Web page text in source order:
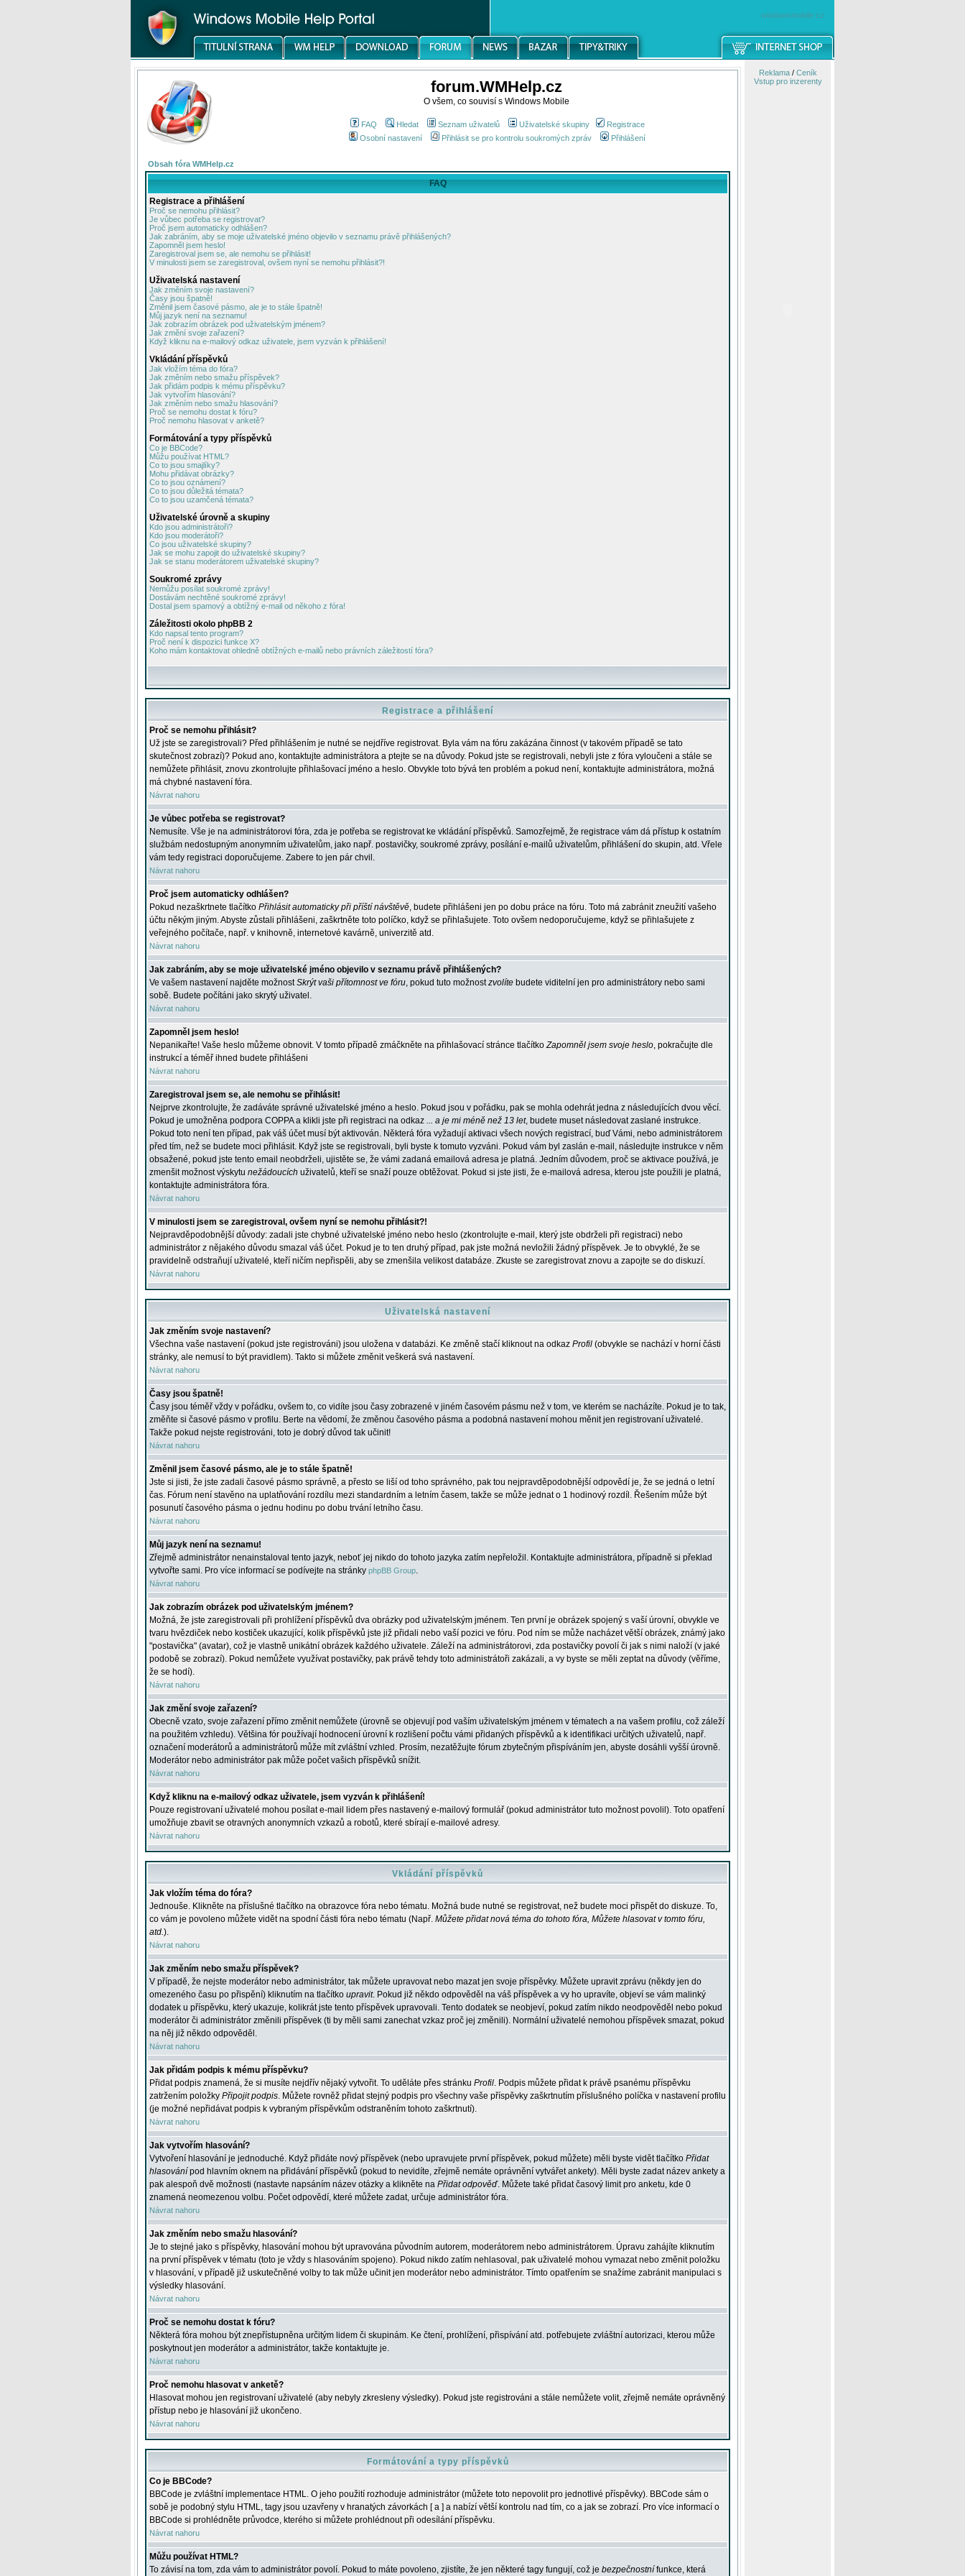
windowsmobile.cz
forum.WMHelp.cz
O všem, co souvisí s Windows Mobile
FAQ Hledat Seznam uživatelů Uživatelské skupiny
Registrace
Osobní nastavení
Přihlásit se pro kontrolu soukromých zpráv Přihlášení
Obsah fóra WMHelp.cz
FAQ
Registrace a přihlášení
Proč se nemohu přihlásit?
Je vůbec potřeba se registrovat?
Proč jsem automaticky odhlášen?
Jak zabráním, aby se moje uživatelské jméno objevilo v seznamu právě přihlášených?
Zapomněl jsem heslo!
Zaregistroval jsem se, ale nemohu se přihlásit!
V minulosti jsem se zaregistroval, ovšem nyní se nemohu přihlásit?!
Uživatelská nastavení
Jak změním svoje nastavení?
Časy jsou špatně!
Změnil jsem časové pásmo, ale je to stále špatně!
Můj jazyk není na seznamu!
Jak zobrazím obrázek pod uživatelským jménem?
Jak změní svoje zařazení?
Když kliknu na e-mailový odkaz uživatele, jsem vyzván k přihlášení!
Vkládání příspěvků
Jak vložím téma do fóra?
Jak změním nebo smažu příspěvek?
Jak přidám podpis k mému příspěvku?
Jak vytvořím hlasování?
Jak změním nebo smažu hlasování?
Proč se nemohu dostat k fóru?
Proč nemohu hlasovat v anketě?
Formátování a typy příspěvků
Co je BBCode?
Můžu používat HTML?
Co to jsou smajlíky?
Mohu přidávat obrázky?
Co to jsou oznámení?
Co to jsou důležitá témata?
Co to jsou uzamčená témata?
Uživatelské úrovně a skupiny
Kdo jsou administrátoři?
Kdo jsou moderátoři?
Co jsou uživatelské skupiny?
Jak se mohu zapojit do uživatelské skupiny?
Jak se stanu moderátorem uživatelské skupiny?
Soukromé zprávy
Nemůžu posílat soukromé zprávy!
Dostávám nechtěné soukromé zprávy!
Dostal jsem spamový a obtížný e-mail od někoho z fóra!
Záležitosti okolo phpBB 2
Kdo napsal tento program?
Proč není k dispozici funkce X?
Koho mám kontaktovat ohledně obtížných e-mailů nebo právních záležitostí fóra?
Registrace a přihlášení
Proč se nemohu přihlásit?
Už jste se zaregistrovali? Před přihlášením je nutné se nejdříve registrovat. Byla vám na fóru zakázána činnost (v takovém případě se tato
skutečnost zobrazí)? Pokud ano, kontaktujte administrátora a ptejte se na důvody. Pokud jste se registrovali, nebyli jste z fóra vyloučeni a stále se
nemůžete přihlásit, znovu zkontrolujte přihlašovací jméno a heslo. Obvykle toto bývá ten problém a pokud není, kontaktujte administrátora, možná
má chybné nastavení fóra.
Návrat nahoru
Je vůbec potřeba se registrovat?
Nemusíte. Vše je na administrátorovi fóra, zda je potřeba se registrovat ke vkládání příspěvků. Samozřejmě, že registrace vám dá přístup k ostatním
službám nedostupným anonymním uživatelům, jako např. postavičky, soukromé zprávy, posílání e-mailů uživatelům, přihlášení do skupin, atd. Vřele
vám tedy registraci doporučujeme. Zabere to jen pár chvil.
Návrat nahoru
Proč jsem automaticky odhlášen?
Pokud nezaškrtnete tlačítko Přihlásit automaticky při příští návštěvě, budete přihlášeni jen po dobu práce na fóru. Toto má zabránit zneužití vašeho
účtu někým jiným. Abyste zůstali přihlášeni, zaškrtněte toto políčko, když se přihlašujete. Toto ovšem nedoporučujeme, když se přihlašujete z
veřejného počítače, např. v knihovně, internetové kavárně, univerzitě atd.
Návrat nahoru
Jak zabráním, aby se moje uživatelské jméno objevilo v seznamu právě přihlášených?
Ve vašem nastavení najděte možnostSkrýt vaši přítomnost ve fóru, pokud tuto možnostzvolíte budete viditelní jen pro administrátory nebo sami
sobě. Budete počítáni jako skrytý uživatel.
Návrat nahoru
Zapomněl jsem heslo!
Nepanikařte! Vaše heslo můžeme obnovit. V tomto případě zmáčkněte na přihlašovací stránce tlačítkoZapomněl jsem svoje heslo, pokračujte dle
instrukcí a téměř ihned budete přihlášeni
Návrat nahoru
Zaregistroval jsem se, ale nemohu se přihlásit!
Nejprve zkontrolujte, že zadáváte správné uživatelské jméno a heslo. Pokud jsou v pořádku, pak se mohla odehrát jedna z následujících dvou věcí.
Pokud je umožněna podpora COPPA a klikli jste při registraci na odkaz ... a je mi méně než 13 let, budete muset následovat zaslané instrukce.
Pokud toto není ten případ, pak váš účet musí být aktivován. Některá fóra vyžadují aktivaci všech nových registrací, buď Vámi, nebo administrátorem
před tím, než se budete moci přihlásit. Když jste se registrovali, byli byste k tomuto vyzváni. Pokud vám byl zaslán e-mail, následujte instrukce v něm
obsažené, pokud jste tento email neobdrželi, ujistěte se, že vámi zadaná emailová adresa je platná. Jedním důvodem, proč se aktivace používá, je
zmenšit možnost výskytu nežádoucích uživatelů, kteří se snaží pouze obtěžovat. Pokud si jste jisti, že e-mailová adresa, kterou jste použili je platná,
kontaktujte administrátora fóra.
Návrat nahoru
V minulosti jsem se zaregistroval, ovšem nyní se nemohu přihlásit?!
Nejpravděpodobnější důvody: zadali jste chybné uživatelské jméno nebo heslo (zkontrolujte e-mail, který jste obdrželi při registraci) nebo
administrátor z nějakého důvodu smazal váš účet. Pokud je to ten druhý případ, pak jste možná nevložili žádný příspěvek. Je to obvyklé, že se
pravidelně odstraňují uživatelé, kteří ničím nepřispěli, aby se zmenšila velikost databáze. Zkuste se zaregistrovat znovu a zapojte se do diskuzí.
Návrat nahoru
Uživatelská nastavení
Jak změním svoje nastavení?
Všechna vaše nastavení (pokud jste registrováni) jsou uložena v databázi. Ke změně stačí kliknout na odkaz Profil (obvykle se nachází v horní části
stránky, ale nemusí to být pravidlem). Takto si můžete změnit veškerá svá nastavení.
Návrat nahoru
Časy jsou špatně!
Časy jsou téměř vždy v pořádku, ovšem to, co vidíte jsou časy zobrazené v jiném časovém pásmu než v tom, ve kterém se nacházíte. Pokud je to tak,
změňte si časové pásmo v profilu. Berte na vědomí, že změnou časového pásma a podobná nastavení mohou měnit jen registrovaní uživatelé.
Takže pokud nejste registrováni, toto je dobrý důvod tak učinit!
Návrat nahoru
Změnil jsem časové pásmo, ale je to stále špatně!
Jste si jisti, že jste zadali časové pásmo správně, a přesto se liší od toho správného, pak tou nejpravděpodobnější odpovědí je, že se jedná o letní
čas. Fórum není stavěno na uplatňování rozdílu mezi standardním a letním časem, takže se může jednat o 1 hodinový rozdíl. Řešením může být
posunutí časového pásma o jednu hodinu po dobu trvání letního času.
Návrat nahoru
Můj jazyk není na seznamu!
Zřejmě administrátor nenainstaloval tento jazyk, neboť jej nikdo do tohoto jazyka zatím nepřeložil. Kontaktujte administrátora, případně si překlad
vytvořte sami. Pro více informací se podívejte na stránky phpBB Group.
Návrat nahoru
Jak zobrazím obrázek pod uživatelským jménem?
Možná, že jste zaregistrovali při prohlížení příspěvků dva obrázky pod uživatelským jménem. Ten první je obrázek spojený s vaší úrovní, obvykle ve
tvaru hvězdiček nebo kostiček ukazující, kolik příspěvků jste již přidali nebo vaší pozici ve fóru. Pod ním se může nacházet větší obrázek, známý jako
"postavička" (avatar), což je vlastně unikátní obrázek každého uživatele. Záleží na administrátorovi, zda postavičky povolí či jak s nimi naloží (v jaké
podobě se zobrazí). Pokud nemůžete využívat postavičky, pak právě tehdy toto administrátoři zakázali, a vy byste se měli zeptat na důvody (věříme,
že se hodí).
Návrat nahoru
Jak změní svoje zařazení?
Obecně vzato, svoje zařazení přímo změnit nemůžete (úrovně se objevují pod vaším uživatelským jménem v tématech a na vašem profilu, což záleží
na použitém vzhledu). Většina fór používají hodnocení úrovní k rozlišení počtu vámi přidaných příspěvků a k identifikaci určitých uživatelů, např.
označení moderátorů a administrátorů může mít zvláštní vzhled. Prosím, nezatěžujte fórum zbytečným přispíváním jen, abyste dosáhli vyšší úrovně.
Moderátor nebo administrátor pak může počet vašich příspěvků snížit.
Návrat nahoru
Když kliknu na e-mailový odkaz uživatele, jsem vyzván k přihlášení!
Pouze registrovaní uživatelé mohou posílat e-mail lidem přes nastavený e-mailový formulář (pokud administrátor tuto možnost povolil). Toto opatření
umožňuje zbavit se otravných anonymních vzkazů a robotů, které sbírají e-mailové adresy.
Návrat nahoru
Vkládání příspěvků
Jak vložím téma do fóra?
Jednouše. Klikněte na příslušné tlačítko na obrazovce fóra nebo tématu. Možná bude nutné se registrovat, než budete moci přispět do diskuze. To,
co vám je povoleno můžete vidět na spodní části fóra nebo tématu (Např. Můžete přidat nová téma do tohoto fóra, Můžete hlasovat v tomto fóru,
atd.).
Návrat nahoru
Jak změním nebo smažu příspěvek?
V případě, že nejste moderátor nebo administrátor, tak můžete upravovat nebo mazat jen svoje příspěvky. Můžete upravit zprávu (někdy jen do
omezeného času po přispění) kliknutím na tlačítko upravit. Pokud již někdo odpověděl na váš příspěvek a vy ho upravíte, objeví se vám malinký
dodatek u příspěvku, který ukazuje, kolikrát jste tento příspěvek upravovali. Tento dodatek se neobjeví, pokud zatím nikdo neodpověděl nebo pokud
moderátor či administrátor změnili příspěvek (ti by měli sami zanechat vzkaz proč jej změnili). Normální uživatelé nemohou příspěvek smazat, pokud
na něj již někdo odpověděl.
Návrat nahoru
Jak přidám podpis k mému příspěvku?
Přidat podpis znamená, že si musíte nejdřív nějaký vytvořit. To uděláte přes stránku Profil. Podpis můžete přidat k právě psanému příspěvku
zatržením položky Připojit podpis. Můžete rovněž přidat stejný podpis pro všechny vaše příspěvky zaškrtnutím příslušného políčka v nastavení profilu
(je možné nepřidávat podpis k vybraným příspěvkům odstraněním tohoto zaškrtnutí).
Návrat nahoru
Jak vytvořím hlasování?
Vytvoření hlasování je jednoduché. Když přidáte nový příspěvek (nebo upravujete první příspěvek, pokud můžete) měli byste vidět tlačítko Přidat
hlasování pod hlavním oknem na přidávání příspěvků (pokud to nevidíte, zřejmě nemáte oprávnění vytvářet ankety). Měli byste zadat název ankety a
pak alespoň dvě možnosti (nastavte napsáním název otázky a klikněte na Přidat odpověď. Můžete také přidat časový limit pro anketu, kde 0
znamená neomezenou volbu. Počet odpovědí, které můžete zadat, určuje administrátor fóra.
Návrat nahoru
Jak změním nebo smažu hlasování?
Je to stejné jako s příspěvky, hlasování mohou být upravována původním autorem, moderátorem nebo administrátorem. Úpravu zahájíte kliknutím
na první příspěvek v tématu (toto je vždy s hlasováním spojeno). Pokud nikdo zatím nehlasoval, pak uživatelé mohou vymazat nebo změnit položku
v hlasování, v případě již uskutečněné volby to tak může učinit jen moderátor nebo administrátor. Tímto opatřením se snažíme zabránit manipulaci s
výsledky hlasování.
Návrat nahoru
Proč se nemohu dostat k fóru?
Některá fóra mohou být znepřístupněna určitým lidem či skupinám. Ke čtení, prohlížení, přispívání atd. potřebujete zvláštní autorizaci, kterou může
poskytnout jen moderátor a administrátor, takže kontaktujte je.
Návrat nahoru
Proč nemohu hlasovat v anketě?
Hlasovat mohou jen registrovaní uživatelé (aby nebyly zkresleny výsledky). Pokud jste registrováni a stále nemůžete volit, zřejmě nemáte oprávněný
přístup nebo je hlasování již ukončeno.
Návrat nahoru
Formátování a typy příspěvků
Co je BBCode?
BBCode je zvláštní implementace HTML. O jeho použití rozhoduje administrátor (můžete toto nepovolit pro jednotlivé příspěvky). BBCode sám o
sobě je podobný stylu HTML, tagy jsou uzavřeny v hranatých závorkách [ a ] a nabízí větší kontrolu nad tím, co a jak se zobrazí. Pro více informací o
BBCode si prohlédněte průvodce, kterého si můžete prohlédnout při odesílání příspěvku.
Návrat nahoru
Můžu používat HTML?
To závisí na tom, zda vám to administrátor povolí. Pokud to máte povoleno, zjistíte, že jen některé tagy fungují, což je bezpečnostní funkce, která
Reklama/ Ceník
Vstup pro inzerenty